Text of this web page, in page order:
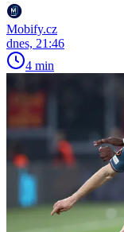
Mobify.cz
dnes, 21:46
4 min